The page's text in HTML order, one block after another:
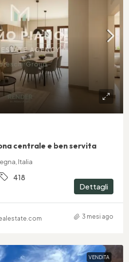
centrale e ben servita
Italia
418
Dettagli
3 mesi ago
VENDITA